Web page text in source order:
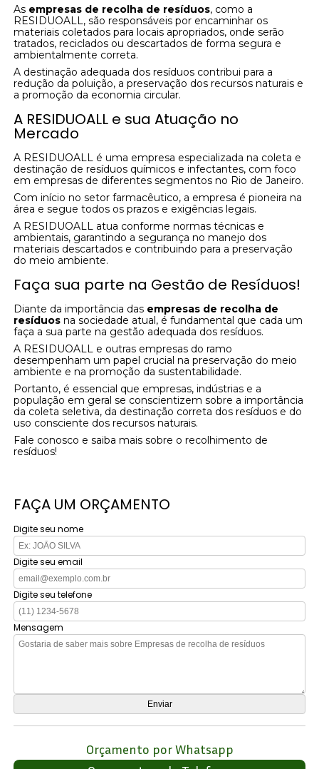
As empresas de recolha de resíduos, como a
RESIDUOALL, são responsáveis por encaminhar os
materiais coletados para locais apropriados, onde serão
tratados, reciclados ou descartados de forma segura e
ambientalmente correta.
A destinação adequada dos resíduos contribui para a
redução da poluição, a preservação dos recursos naturais e
a promoção da economia circular.
A RESIDUOALL e sua Atuação no
Mercado
A RESIDUOALL é uma empresa especializada na coleta e
destinação de resíduos químicos e infectantes, com foco
em empresas de diferentes segmentos no Rio de Janeiro.
Com início no setor farmacêutico, a empresa é pioneira na
área e segue todos os prazos e exigências legais.
A RESIDUOALL atua conforme normas técnicas e
ambientais, garantindo a segurança no manejo dos
materiais descartados e contribuindo para a preservação
do meio ambiente.
Faça sua parte na Gestão de Resíduos!
Diante da importância das empresas de recolha de
resíduos na sociedade atual, é fundamental que cada um
faça a sua parte na gestão adequada dos resíduos.
A RESIDUOALL e outras empresas do ramo
desempenham um papel crucial na preservação do meio
ambiente e na promoção da sustentabilidade.
Portanto, é essencial que empresas, indústrias e a
população em geral se conscientizem sobre a importância
da coleta seletiva, da destinação correta dos resíduos e do
uso consciente dos recursos naturais.
Fale conosco e saiba mais sobre o recolhimento de
resíduos!
FAÇA UM ORÇAMENTO
Digite seu nome
Digite seu email
Digite seu telefone
Mensagem
Orçamento por Whatsapp